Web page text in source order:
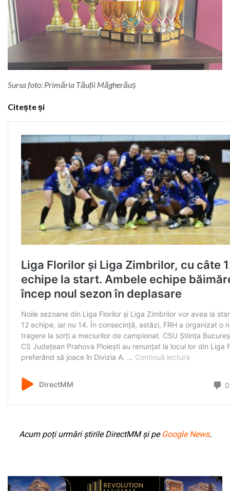
Sursa foto: Primăria Tăuții Măgherăuș
Citește și
Acum poți urmări știrile DirectMM și pe Google News.